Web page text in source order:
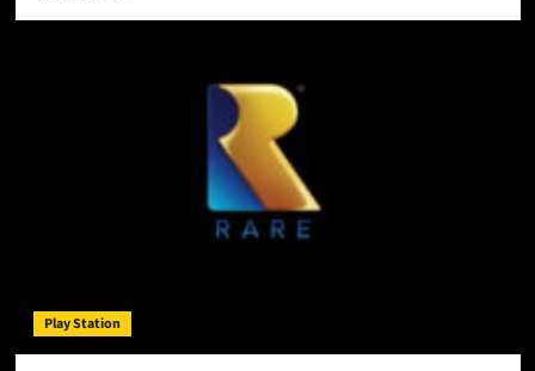
платформах
принедлежат»:
Play Station